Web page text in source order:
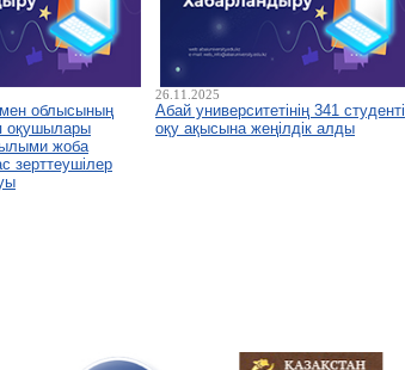
облысының
оқушылары
жоба
зерттеушілер
26.11.2025
Абай университетінің 341 студенті
оқу ақысына жеңілдік алды